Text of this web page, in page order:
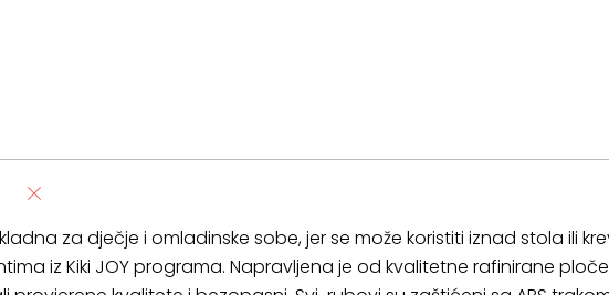
za dječje i omladinske sobe, jer se može koristiti iznad stola ili
iz Kiki JOY programa. Napravljena je od kvalitetne rafinirane